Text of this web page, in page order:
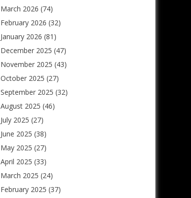
March 2026 (74)
February 2026 (32)
January 2026 (81)
December 2025 (47)
November 2025 (43)
October 2025 (27)
September 2025 (32)
August 2025 (46)
July 2025 (27)
June 2025 (38)
May 2025 (27)
April 2025 (33)
March 2025 (24)
February 2025 (37)